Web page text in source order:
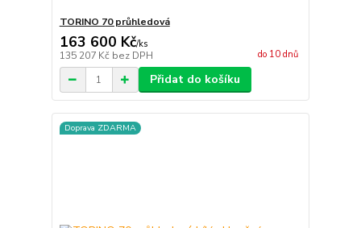
TORINO 70 průhledová
163 600 Kč/ks
135 207 Kč bez DPH do 10 dnů
Přidat do košíku
Doprava ZDARMA